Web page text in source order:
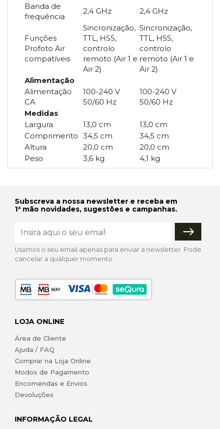
Banda de
frequência
2,4 GHz 2,4 GHz
Funções
Profoto Air
compatíveis
Sincronização,
TTL, HSS,
controlo
remoto (Air 1 e
Air 2)
Sincronização,
TTL, HSS,
controlo
remoto (Air 1 e
Air 2)
Alimentação
Alimentação
CA
100-240 V
50/60 Hz
100-240 V
50/60 Hz
Medidas
Largura
13,0 cm
13,0 cm
Comprimento 34,5 cm
34,5 cm
Altura
20,0 cm
20,0 cm
Peso
3,6 kg 4,1 kg
Subscreva a nossa newsletter e receba em
1ª mão novidades, sugestões e campanhas.
Usamos o seu email apenas para enviar a newsletter. Pode
cancelar a qualquer momento.
LOJA ONLINE
Área de Cliente
Ajuda / FAQ
Comprar na Loja Online
Modos de Pagamento
Encomendas e Envios
Devoluções
INFORMAÇÃO LEGAL